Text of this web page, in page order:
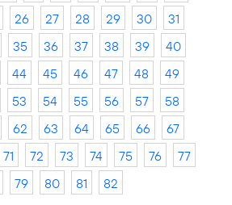
26 27 28 29 30
31
35 36 37 38 39
40
44 45 46 47 48
49
53 54 55 56 57
58
62 63 64 65 66
67
71 72 73 74 75 76
77
79 80 81 82